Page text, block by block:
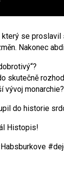
se
Nakonec
skutečně
vývoj monarchie?
do historie
Histopis!